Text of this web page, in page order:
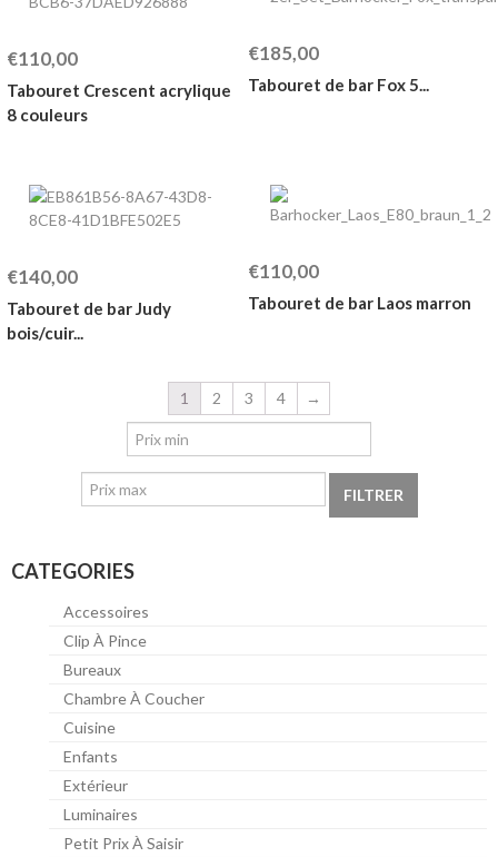
€110,00
Tabouret Crescent acrylique
8 couleurs
€185,00
Tabouret de bar Fox 5...
€140,00
Tabouret de bar Judy
bois/cuir...
€110,00
Tabouret de bar Laos marron
1 2 3 4 →
FILTRER
CATEGORIES
Accessoires
Clip À Pince
Bureaux
Chambre À Coucher
Cuisine
Enfants
Extérieur
Luminaires
Petit Prix À Saisir